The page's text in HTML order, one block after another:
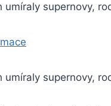
umíraly supernovy,
umíraly supernovy,